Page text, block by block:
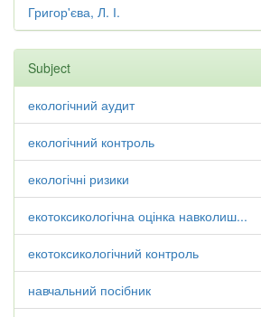
Григор'єва, Л. І.
Subject
екологічний аудит
екологічний контроль
екологічні ризики
екотоксикологічна оцінка навколиш...
екотоксикологічний контроль
навчальний посібник